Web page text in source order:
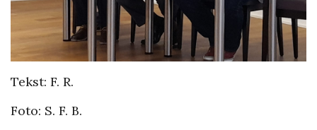
Tekst: F. R.
Foto: S. F. B.